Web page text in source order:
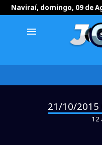
Naviraí, domingo, 09 de
menu
21/10/
12